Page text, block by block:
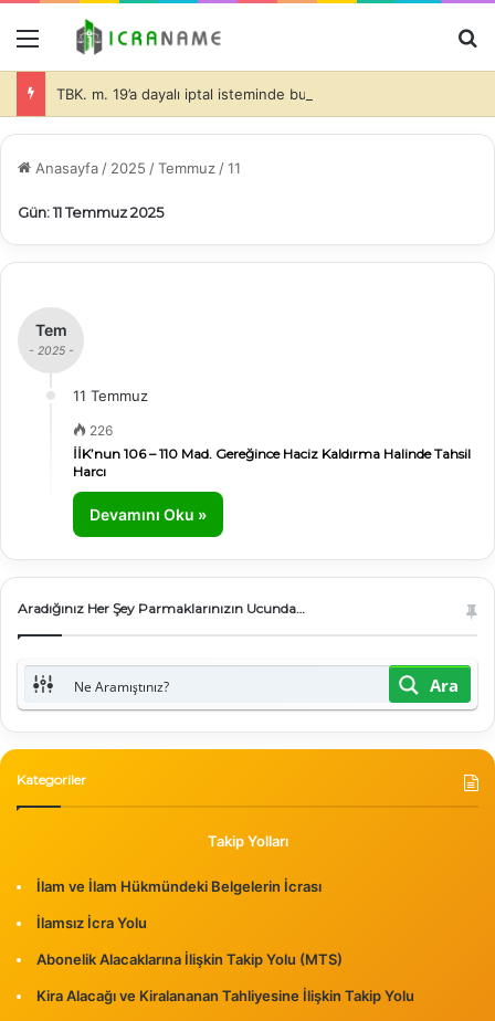
Menü
Anasayfa/ 2025 /Temmuz/11
Gün:11 Temmuz 2025
Tem
- 2025 -
11 Temmuz
226
İİK’nun 106 – 110 Mad. Gereğince Haciz Kaldırma Halinde Tahsil
Harcı
Devamını Oku »
Aradığınız Her Şey Parmaklarınızın Ucunda…
Ara
Kategoriler
Takip Yolları
İlam ve İlam Hükmündeki Belgelerin İcrası
İlamsız İcra Yolu
Abonelik Alacaklarına İlişkin Takip Yolu (MTS)
Kira Alacağı ve Kiralananan Tahliyesine İlişkin Takip Yolu